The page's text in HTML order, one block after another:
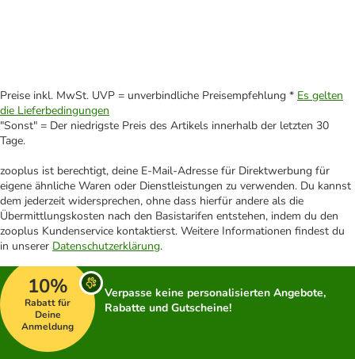
Preise inkl. MwSt. UVP = unverbindliche Preisempfehlung * Es gelten
die Lieferbedingungen
"Sonst" = Der niedrigste Preis des Artikels innerhalb der letzten 30
Tage.
zooplus ist berechtigt, deine E-Mail-Adresse für Direktwerbung für
eigene ähnliche Waren oder Dienstleistungen zu verwenden. Du kannst
dem jederzeit widersprechen, ohne dass hierfür andere als die
Übermittlungskosten nach den Basistarifen entstehen, indem du den
zooplus Kundenservice kontaktierst. Weitere Informationen findest du
in unserer Datenschutzerklärung.
10%
Rabatt für
Deine
Anmeldung
Verpasse keine personalisierten Angebote,
Rabatte und Gutscheine!